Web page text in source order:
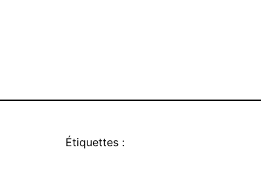
Étiquettes :